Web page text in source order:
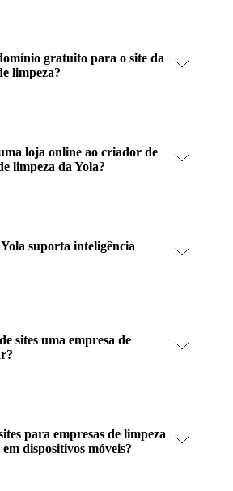
gratuito para o site da
limpeza?
loja online ao criador de
limpeza da Yola?
suporta inteligência
sites uma empresa de
para empresas de limpeza
dispositivos móveis?